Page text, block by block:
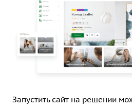
Запустить сайт на решении